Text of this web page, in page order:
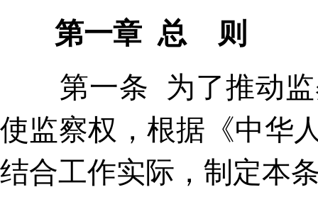
第一章 总 则
第一条 为了推动监
使监察权，根据《中华
结合工作实际，制定本